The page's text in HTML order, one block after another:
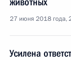
27 июня 2018 года,
Усилена